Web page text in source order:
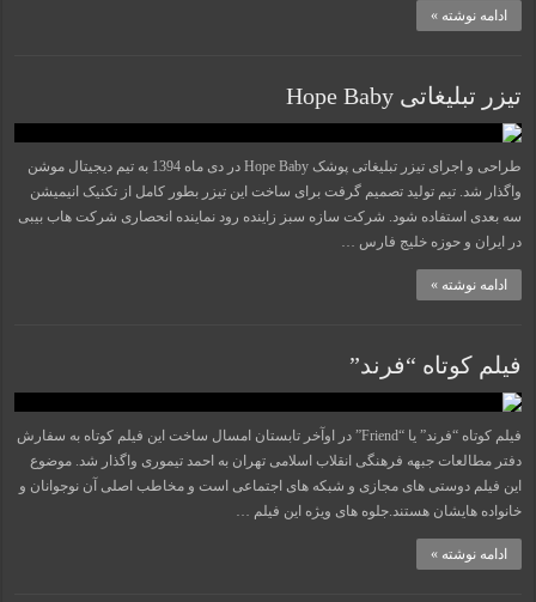
ادامه نوشته »
تیزر تبلیغاتی Hope Baby
طراحی و اجرای تیزر تبلیغاتی پوشک Hope Baby در دی ماه 1394 به تیم دیجیتال موشن
واگذار شد. تیم تولید تصمیم گرفت برای ساخت این تیزر بطور کامل از تکنیک انیمیشن
سه بعدی استفاده شود. شرکت سازه سبز زاینده رود نماینده انحصاری شرکت هاب بیبی
در ایران و حوزه خلیج فارس …
ادامه نوشته »
فیلم کوتاه “فرند”
فیلم کوتاه “فرند” یا “Friend” در اوآخر تابستان امسال ساخت این فیلم کوتاه به سفارش
دفتر مطالعات جبهه فرهنگی انقلاب اسلامی تهران به احمد تیموری واگذار شد. موضوع
این فیلم دوستی های مجازی و شبکه های اجتماعی است و مخاطب اصلی آن نوجوانان و
خانواده هایشان هستند.جلوه های ویژه این فیلم …
ادامه نوشته »